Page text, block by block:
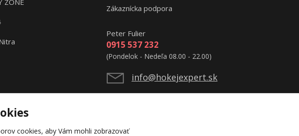
ZONE
Zákaznícka podpora
Peter Fulier
0915 537 232
(Pondelok - Nedeľa 08.00 - 22.00)
info@hokejexpert.sk
cookies, aby Vám mohli zobrazovať